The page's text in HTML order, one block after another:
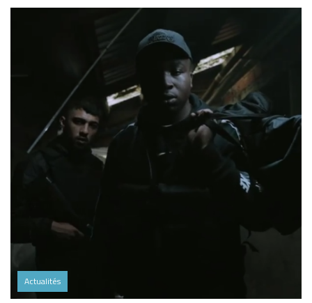
Actualités